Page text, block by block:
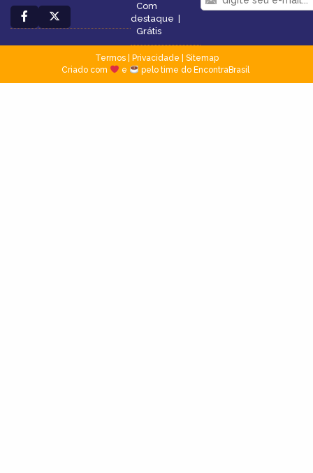
Com
destaque
Grátis
Termos| Privacidade
Sitemap
Criado com
e pelo time do EncontraBrasil